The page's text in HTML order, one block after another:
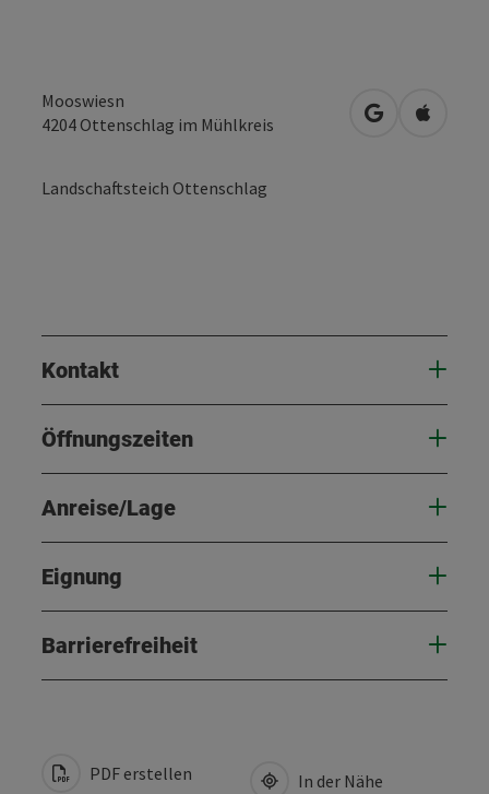
Mooswiesn
4204Ottenschlag im Mühlkreis in Google
in
Landschaftsteich Ottenschlag
Kontakt
Öffnungszeiten
Anreise/Lage
Eignung
Barrierefreiheit
PDF erstellen In der Nähe